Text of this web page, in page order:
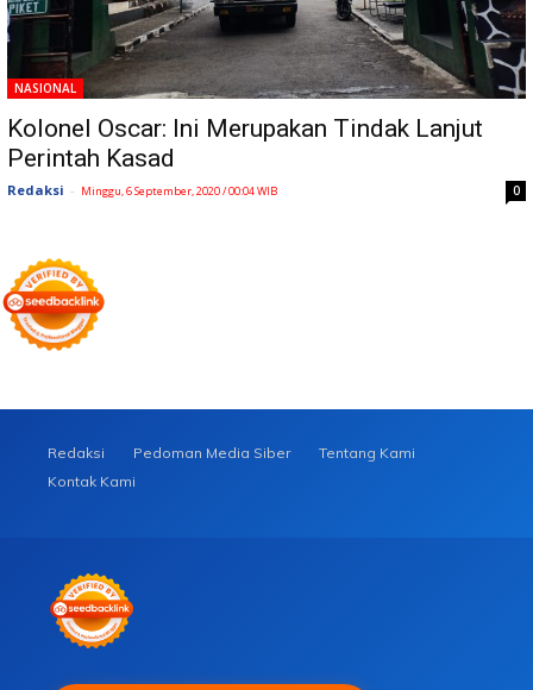
NASIONAL
Kolonel Oscar: Ini Merupakan Tindak Lanjut
Perintah Kasad
Redaksi - Minggu, 6 September, 2020 / 00:04 WIB 0
Redaksi Pedoman Media Siber
Tentang Kami
Kontak Kami